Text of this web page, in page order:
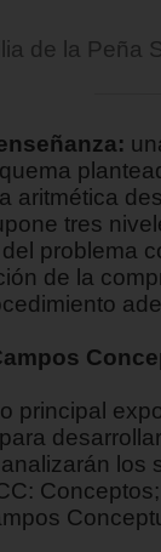
de la Peña
aritmética
tres
problema
de la
principal
los